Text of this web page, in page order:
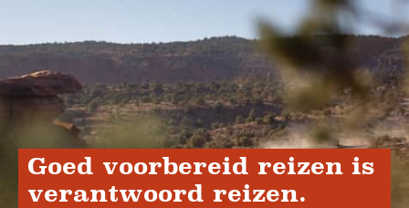
Goed voorbereid reizen is
verantwoord reizen.